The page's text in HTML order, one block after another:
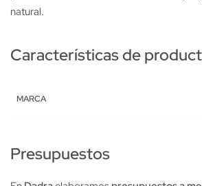
natural.
Características de
MARCA
Presupuestos